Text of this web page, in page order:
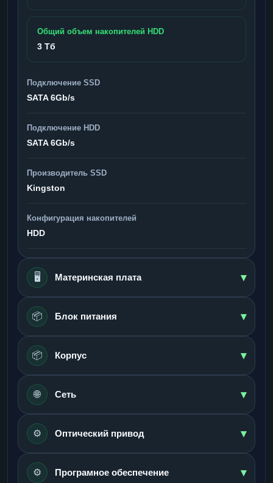
Общий объем накопителей HDD
3 Тб
Подключение SSD
SATA 6Gb/s
Подключение HDD
SATA 6Gb/s
Производитель SSD
Kingston
Конфигурация накопителей
HDD
🖥️ Материнская плата ▾
📦 Блок питания ▾
📦 Корпус ▾
🌐 Сеть ▾
⚙️ Оптический привод ▾
⚙️ Програмное обеспечение ▾